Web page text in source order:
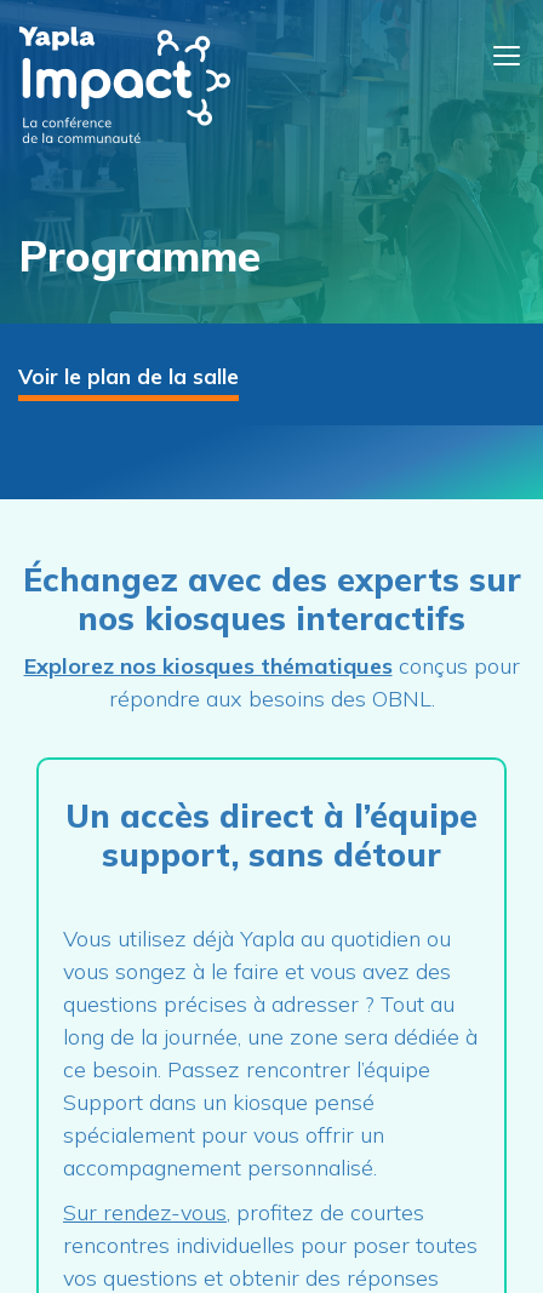
Programme
Voir le plan de la salle
Échangez avec des experts sur
nos kiosques interactifs
Explorez nos kiosques thématiquesconçus pour
répondre aux besoins des OBNL.
Un accès direct à l’équipe
support, sans détour
Vous utilisez déjà Yapla au quotidien ou
vous songez à le faire et vous avez des
questions précises à adresser ? Tout au
long de la journée, une zone sera dédiée à
ce besoin. Passez rencontrer l’équipe
Support dans un kiosque pensé
spécialement pour vous offrir un
accompagnement personnalisé.
Sur rendez-vous , profitez de courtes
rencontres individuelles pour poser toutes
vos questions et obtenir des réponses